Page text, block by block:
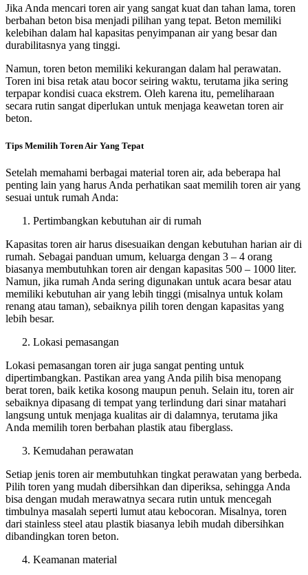
Jika Anda mencari toren air yang sangat kuat dan tahan lama, toren
berbahan beton bisa menjadi pilihan yang tepat. Beton memiliki
kelebihan dalam hal kapasitas penyimpanan air yang besar dan
durabilitasnya yang tinggi.
Namun, toren beton memiliki kekurangan dalam hal perawatan.
Toren ini bisa retak atau bocor seiring waktu, terutama jika sering
terpapar kondisi cuaca ekstrem. Oleh karena itu, pemeliharaan
secara rutin sangat diperlukan untuk menjaga keawetan toren air
beton.
Tips Memilih Toren Air Yang Tepat
Setelah memahami berbagai material toren air, ada beberapa hal
penting lain yang harus Anda perhatikan saat memilih toren air yang
sesuai untuk rumah Anda:
Pertimbangkan kebutuhan air di rumah
Kapasitas toren air harus disesuaikan dengan kebutuhan harian air di
rumah. Sebagai panduan umum, keluarga dengan 3 – 4 orang
biasanya membutuhkan toren air dengan kapasitas 500 – 1000 liter.
Namun, jika rumah Anda sering digunakan untuk acara besar atau
memiliki kebutuhan air yang lebih tinggi (misalnya untuk kolam
renang atau taman), sebaiknya pilih toren dengan kapasitas yang
lebih besar.
Lokasi pemasangan
Lokasi pemasangan toren air juga sangat penting untuk
dipertimbangkan. Pastikan area yang Anda pilih bisa menopang
berat toren, baik ketika kosong maupun penuh. Selain itu, toren air
sebaiknya dipasang di tempat yang terlindung dari sinar matahari
langsung untuk menjaga kualitas air di dalamnya, terutama jika
Anda memilih toren berbahan plastik atau fiberglass.
Kemudahan perawatan
Setiap jenis toren air membutuhkan tingkat perawatan yang berbeda.
Pilih toren yang mudah dibersihkan dan diperiksa, sehingga Anda
bisa dengan mudah merawatnya secara rutin untuk mencegah
timbulnya masalah seperti lumut atau kebocoran. Misalnya, toren
dari stainless steel atau plastik biasanya lebih mudah dibersihkan
dibandingkan toren beton.
Keamanan material